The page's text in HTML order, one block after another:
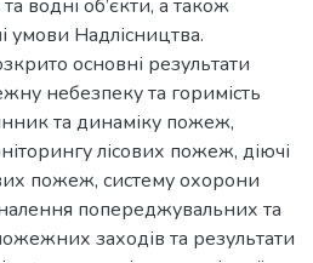
водні об’єкти, а також
умови Надлісництва.
основні результати
небезпеку та горимість
та динаміку пожеж,
лісових пожеж, діючі
пожеж, систему охорони
попереджувальних та
заходів та результати